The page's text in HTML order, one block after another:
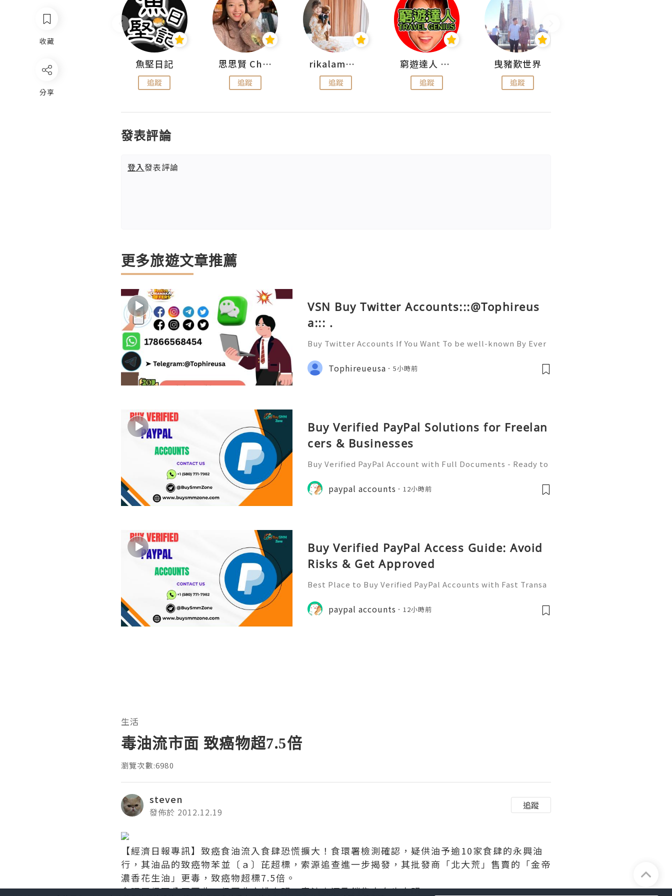
收藏
分享
魚堅日記
追蹤
思思賢 ChillMyBabe
追蹤
rikalammm
追蹤
窮遊達人 Mr.TravelGenius
追蹤
曳豬歎世界
追蹤
發表評論
登入發表評論
更多旅遊文章推薦
VSN Buy Twitter Accounts:::@Tophireus
a::: .
Buy Twitter Accounts If You Want To be well-known By Ever
Social network and have Likes, Followers, Comments, And S
hares On All Of Your Posts. W
Tophireueusa 5小時前
Buy Verified PayPal Solutions for Freelan
cers & Businesses
Buy Verified PayPal Account with Full Documents - Ready to
m: @BuySmmZone ✅ Skype: BuySmmZone 📧 Email:
paypal accounts 12小時前
Buy Verified PayPal Access Guide: Avoid
Risks & Get Approved
Best Place to Buy Verified PayPal Accounts with Fast Transa
026, transaction speed is the ultimate differentiator. Wheth
er you are bidding on a
paypal accounts 12小時前
生活
毒油流市面 致癌物超7.5倍
瀏覽次數:6980
steven
發佈於 2012.12.19
追蹤
【經濟日報專訊】致癌食油流入食肆恐慌擴大！食環署檢測確認，疑供油予逾10家食肆的永興油
行，其油品的致癌物苯並〔ａ〕芘超標，索源追查進一步揭發，其批發商「北大荒」售賣的「金帝
濃香花生油」更毒，致癌物超標7.5倍。
食環署促兩公司回收，但回收安排未明，毒油來源及銷售去向也未明。